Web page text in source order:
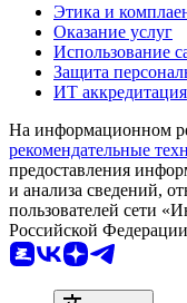
Этика и
Оказание услуг
Использование
Защита
ИТ аккредитация
На информационном
рекомендательные
предоставления
и анализа сведений,
пользователей сети
Российской